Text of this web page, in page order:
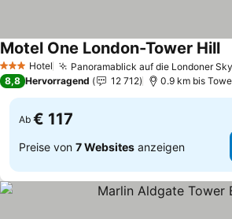
3 SterneHotel Panoramablick auf die Londoner
Motel One London-Tower Hill
8,8 Hervorragend 12 712 0.9 km bis
Ab € 117
Preise von 7 Websites anzeigen